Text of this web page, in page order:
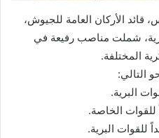
قائد الأركان العامة للجيوش،
شملت مناصب رفيعة في
المختلفة.
التالي:
البرية.
للقوات الخاصة.
للقوات البرية.